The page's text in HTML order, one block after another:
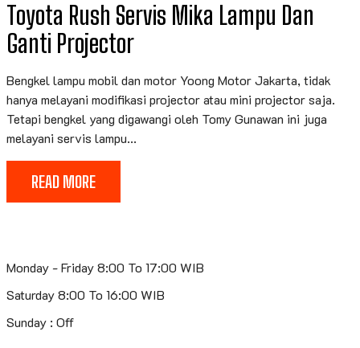
Toyota Rush Servis Mika Lampu Dan
Ganti Projector
Bengkel lampu mobil dan motor Yoong Motor Jakarta, tidak
hanya melayani modifikasi projector atau mini projector saja.
Tetapi bengkel yang digawangi oleh Tomy Gunawan ini juga
melayani servis lampu...
READ MORE
Monday - Friday 8:00 To 17:00 WIB
Saturday 8:00 To 16:00 WIB
Sunday : Off